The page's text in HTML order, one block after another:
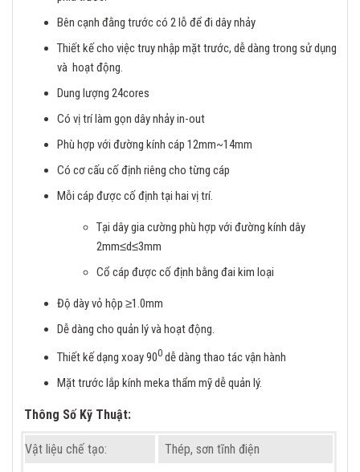
Bên cạnh đằng trước có 2 lỗ để đi dây nhảy
Thiết kế cho việc truy nhập mặt trước, dễ dàng trong sử dụng
và hoạt động.
Dung lượng 24cores
Có vị trí làm gọn dây nhảy in-out
Phù hợp với đường kính cáp 12mm~14mm
Có cơ cấu cố định riêng cho từng cáp
Mỗi cáp được cố định tại hai vị trí.
Tại dây gia cường phù hợp với đường kính dây
2mm≤d≤3mm
Cổ cáp được cố định bằng đai kim loại
Độ dày vỏ hộp ≥1.0mm
Dễ dàng cho quản lý và hoạt động.
Thiết kế dạng xoay 900dễ dàng thao tác vận hành
Mặt trước lắp kính meka thẩm mỹ dễ quản lý.
Thông Số Kỹ Thuật:
Vật liệu chế tạo: Thép, sơn tĩnh điện